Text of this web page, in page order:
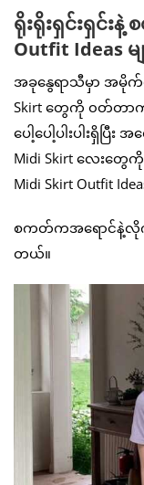
ရိုးရိုးရှင်းရှင်း
Outfit Ideas မျ
အခုနွေရာသီမှာ အမိုက်စ
Skirt တွေကို ၀တ်တာက
ပေါ့ပေါ့ပါးပါးရှိပြီ
Midi Skirt လေးတွ
Midi Skirt Outfit
စကတ်ကအရောင်နဲ့လိုက်
တယ်။